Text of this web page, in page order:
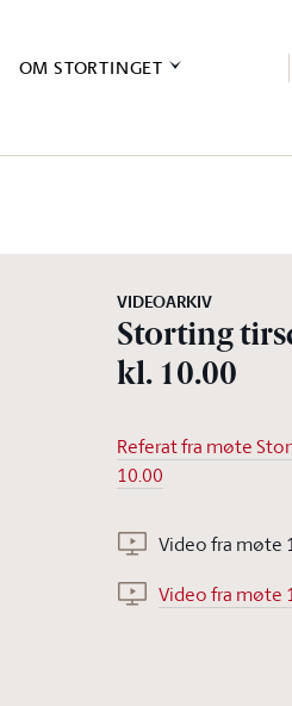
OM STORTINGET
VIDEOARKIV
Storting
kl. 10.00
Referat fra møte
10.00
Video fra møte
Video fra møte